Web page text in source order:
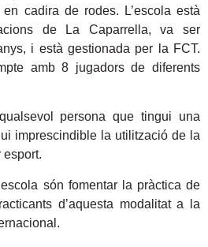
cadira de rodes. L’escola està
de La Caparrella, va ser
i està gestionada per la FCT.
amb 8 jugadors de diferents
persona que tingui una
imprescindible la utilització de la
esport.
són fomentar la pràctica de
d’aquesta modalitat a la